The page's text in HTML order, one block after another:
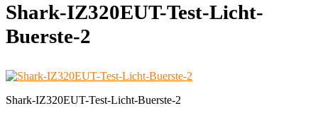
Shark-IZ320EUT-Test-Licht-
Buerste-2
Shark-IZ320EUT-Test-Licht-Buerste-2